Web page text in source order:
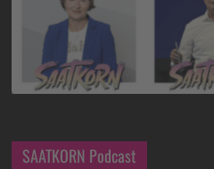
SAATKORN Podcast